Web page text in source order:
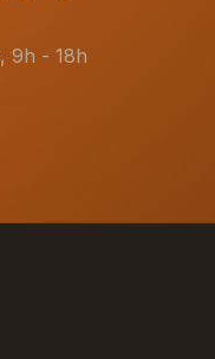
9h - 18h